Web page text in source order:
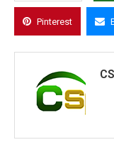
Pinterest